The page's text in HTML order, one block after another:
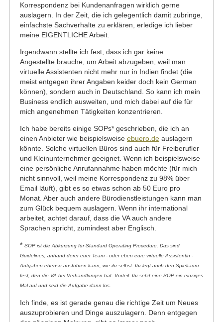
Korrespondenz bei Kundenanfragen wirklich gerne
auslagern. In der Zeit, die ich gelegentlich damit zubringe,
einfachste Sachverhalte zu erklären, erledige ich lieber
meine EIGENTLICHE Arbeit.
Irgendwann stellte ich fest, dass ich gar keine
Angestellte brauche, um Arbeit abzugeben, weil man
virtuelle Assistenten nicht mehr nur in Indien findet (die
meist entgegen ihrer Angaben keider doch kein German
können), sondern auch in Deutschland. So kann ich mein
Business endlich ausweiten, und mich dabei auf die für
mich angenehmen Tätigkeiten konzentrieren.
Ich habe bereits einige SOPs* geschrieben, die ich an
einen Anbieter wie beispielsweise ebuero.de auslagern
könnte. Solche virtuellen Büros sind auch für Freiberufler
und Kleinunternehmer geeignet. Wenn ich beispielsweise
eine persönliche Anrufannahme haben möchte (für mich
nicht sinnvoll, weil meine Korrespondenz zu 98% über
Email läuft), gibt es so etwas schon ab 50 Euro pro
Monat. Aber auch andere Bürodienstleistungen kann man
zum Glück bequem auslagern. Wenn ihr international
arbeitet, achtet darauf, dass die VA auch andere
Sprachen spricht, zumindest aber Englisch.
* SOP ist die Abkürzung für Standard Operating Procedure. Das sind
Guidelines, anhand derer euer Team - oder eben eure virtuelle Assistentin -
Aufgaben ebenso ausführen kann, wie ihr selbst. Ihr legt auch den Spielraum
fest, den die VA bei Verhandlungen hat. Vorteil: Ihr setzt eine SOP ein einziges
Mal auf und seid die Aufgabe dann los.
Ich finde, es ist gerade genau die richtige Zeit um Neues
auszuprobieren und Dinge auszulagern. Denn entgegen